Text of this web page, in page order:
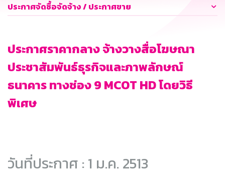
ประกาศจัดซื้อจัดจ้าง / ประกาศขาย
ประกาศราคากลาง จ้างวางสื่อโฆษณา
ประชาสัมพันธ์ธุรกิจและภาพลักษณ์
ธนาคาร ทางช่อง 9 MCOT HD โดยวิธี
พิเศษ
วันที่ประกาศ : 1 ม.ค. 2513